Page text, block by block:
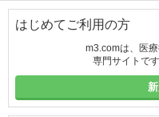
はじめてご利用の方
m3.comは、医
専門サイトで